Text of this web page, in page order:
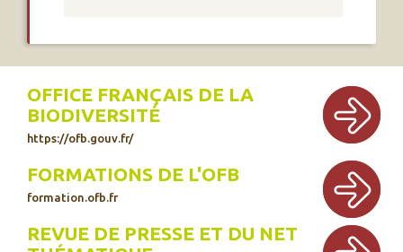
OFFICE FRANÇAIS DE LA
BIODIVERSITÉ
https://ofb.gouv.fr/
FORMATIONS DE L'OFB
formation.ofb.fr
REVUE DE PRESSE ET DU NET